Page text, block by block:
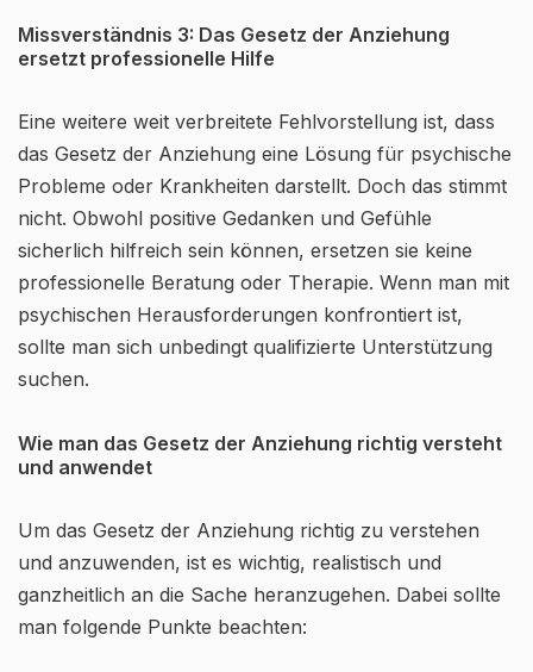
Missverständnis 3: Das Gesetz der Anziehung
ersetzt professionelle Hilfe
Eine weitere weit verbreitete Fehlvorstellung ist, dass
das Gesetz der Anziehung eine Lösung für psychische
Probleme oder Krankheiten darstellt. Doch das stimmt
nicht. Obwohl positive Gedanken und Gefühle
sicherlich hilfreich sein können, ersetzen sie keine
professionelle Beratung oder Therapie. Wenn man mit
psychischen Herausforderungen konfrontiert ist,
sollte man sich unbedingt qualifizierte Unterstützung
suchen.
Wie man das Gesetz der Anziehung richtig versteht
und anwendet
Um das Gesetz der Anziehung richtig zu verstehen
und anzuwenden, ist es wichtig, realistisch und
ganzheitlich an die Sache heranzugehen. Dabei sollte
man folgende Punkte beachten: